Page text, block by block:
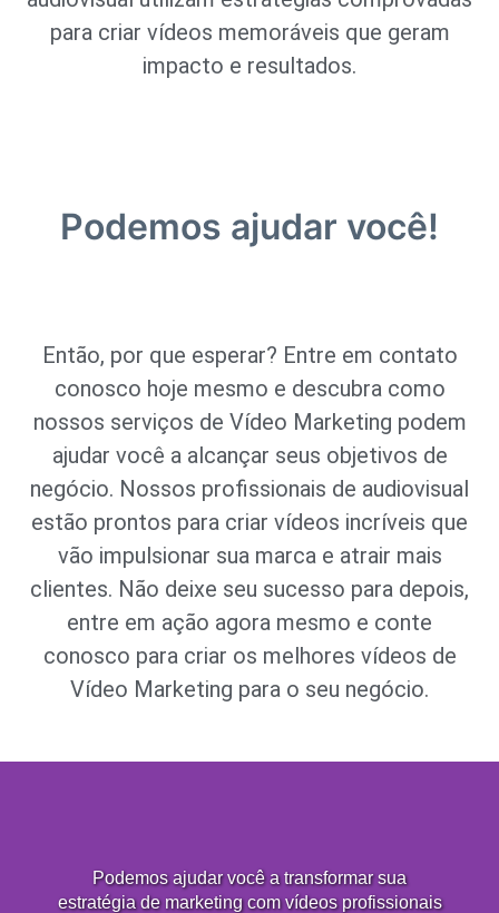
para criar vídeos memoráveis que geram
impacto e resultados.
Podemos ajudar você!
Então, por que esperar? Entre em contato
conosco hoje mesmo e descubra como
nossos serviços de Vídeo Marketing podem
ajudar você a alcançar seus objetivos de
negócio. Nossos profissionais de audiovisual
estão prontos para criar vídeos incríveis que
vão impulsionar sua marca e atrair mais
clientes. Não deixe seu sucesso para depois,
entre em ação agora mesmo e conte
conosco para criar os melhores vídeos de
Vídeo Marketing para o seu negócio.
Podemos ajudar você a transformar sua
estratégia de marketing com vídeos profissionais